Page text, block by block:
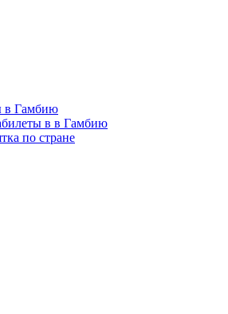
в Гамбию
в в Гамбию
по стране